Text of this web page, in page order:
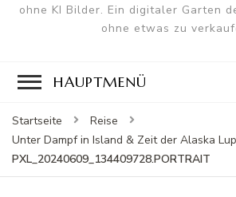
ohne KI Bilder. Ein digitaler Garten
ohne etwas zu
HAUPTMENÜ
Startseite
Reise
Unter Dampf in Island & Zeit der Alaska
PXL_20240609_134409728.PORTRAIT